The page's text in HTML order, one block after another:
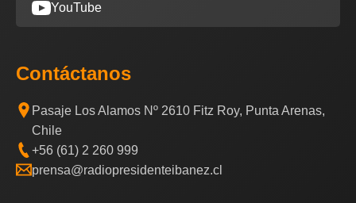
YouTube
Contáctanos
Pasaje Los Alamos Nº 2610 Fitz Roy, Punta Arenas,
Chile
+56 (61) 2 260 999
prensa@radiopresidenteibanez.cl